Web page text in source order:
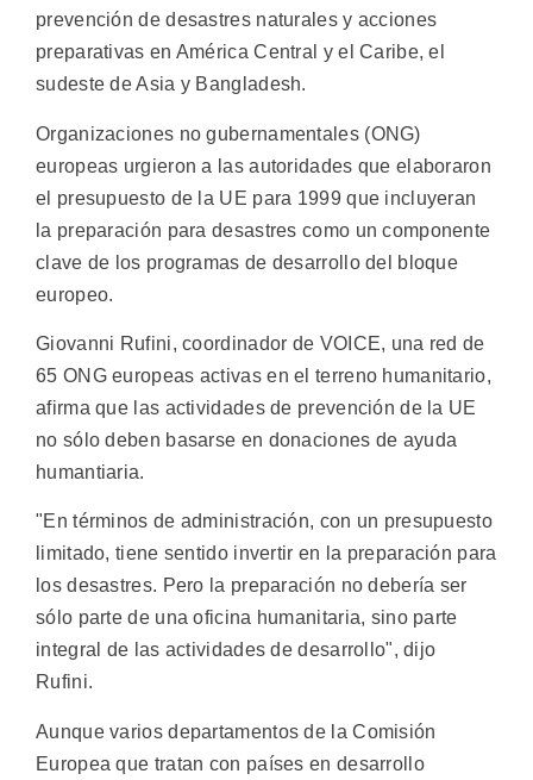
prevención de desastres naturales y acciones
preparativas en América Central y el Caribe, el
sudeste de Asia y Bangladesh.
Organizaciones no gubernamentales (ONG)
europeas urgieron a las autoridades que elaboraron
el presupuesto de la UE para 1999 que incluyeran
la preparación para desastres como un componente
clave de los programas de desarrollo del bloque
europeo.
Giovanni Rufini, coordinador de VOICE, una red de
65 ONG europeas activas en el terreno humanitario,
afirma que las actividades de prevención de la UE
no sólo deben basarse en donaciones de ayuda
humantiaria.
"En términos de administración, con un presupuesto
limitado, tiene sentido invertir en la preparación para
los desastres. Pero la preparación no debería ser
sólo parte de una oficina humanitaria, sino parte
integral de las actividades de desarrollo", dijo
Rufini.
Aunque varios departamentos de la Comisión
Europea que tratan con países en desarrollo